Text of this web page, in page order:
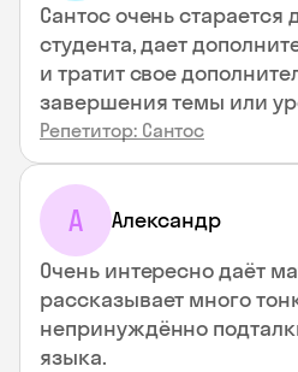
Сантос очень старается
студента, дает
и тратит свое
завершения темы или
Репетитор: Сантос
А Александр
Очень интересно даёт
рассказывает много
непринуждённо
языка.